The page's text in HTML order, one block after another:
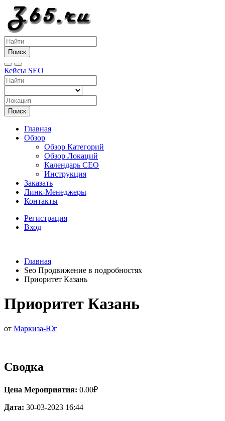
Поиск
Кейсы SEO
Поиск
Главная
Обзор
Обзор Категорий
Обзор Локаций
Календарь СЕО
Инструкция
Заказать
Линк-Менеджеры
Контакты
Регистрация
Вход
Главная
Seo Продвижение в подробностях
Приоритет Казань
Приоритет Казань
от Маркиза-Юг
Сводка
Цена Мероприятия: 0.00₽
Дата: 30-03-2023 16:44